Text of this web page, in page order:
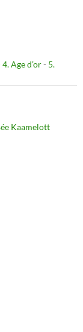
4. Age d’or- 5.
Kaamelott